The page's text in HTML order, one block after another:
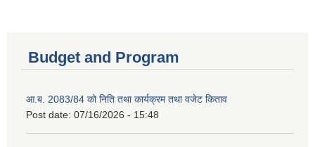
Budget and Program
आ.ब. 2083/84 को निति तथा कार्यक्रम तथा वजेट किताव
Post date: 07/16/2026 - 15:48